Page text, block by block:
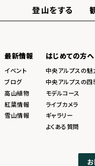
登山をする
最新情報
イベント
ブログ
高山植物
紅葉情報
雪山情報
はじめての方へ
中央アルプスの魅
中央アルプスの四
モデルコース
ライブカメラ
ギャラリー
よくある質問